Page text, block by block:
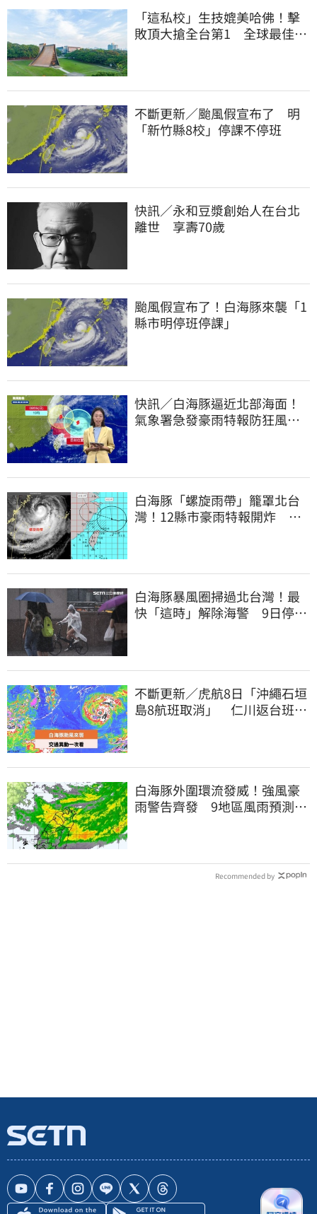
「這私校」生技媲美哈佛！擊
敗頂大搶全台第1 全球最佳大
不斷更新／颱風假宣布了 明
「新竹縣8校」停課不停班
快訊／永和豆漿創始人在台北
離世 享壽70歲
颱風假宣布了！白海豚來襲「1
縣市明停班停課」
快訊／白海豚逼近北部海面！
氣象署急發豪雨特報防狂風巨
白海豚「螺旋雨帶」籠罩北台
灣！12縣市豪雨特報開炸 估
白海豚暴風圈掃過北台灣！最
快「這時」解除海警 9日停班
不斷更新／虎航8日「沖繩石垣
島8航班取消」 仁川返台班機
白海豚外圍環流發威！強風豪
雨警告齊發 9地區風雨預測達
Recommended by